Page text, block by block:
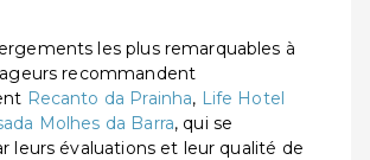
les plus remarquables à
recommandent
Recanto da Prainha, Life Hotel
Molhes da Barra, qui se
leurs évaluations et leur qualité de